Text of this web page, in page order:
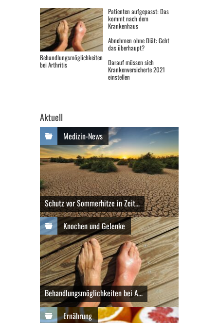
Behandlungsmöglichkeiten
bei Arthritis
Patienten aufgepasst: Das
kommt nach dem
Krankenhaus
Abnehmen ohne Diät: Geht
das überhaupt?
Darauf müssen sich
Krankenversicherte 2021
einstellen
Aktuell
Medizin-News
Schutz vor Sommerhitze in Zeit...
Knochen und Gelenke
Behandlungsmöglichkeiten bei A...
Ernährung